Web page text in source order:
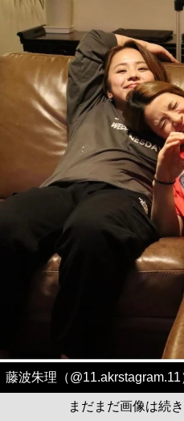
藤波朱理（
まだまだ画像は続